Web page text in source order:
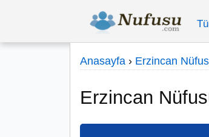
Anasayfa › Erzincan
Erzincan